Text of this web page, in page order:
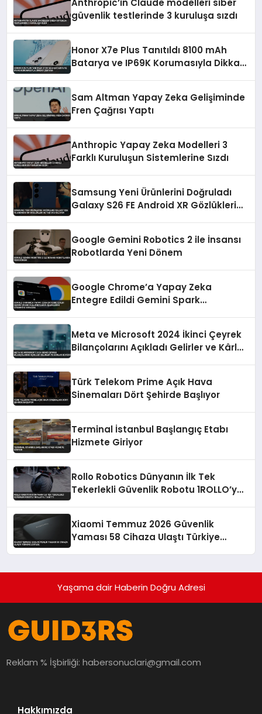
Anthropic’in Claude modelleri siber
güvenlik testlerinde 3 kuruluşa sızdı
Honor X7e Plus Tanıtıldı 8100 mAh
Batarya ve IP69K Korumasıyla Dikkat
Sam Altman Yapay Zeka Gelişiminde
Fren Çağrısı Yaptı
Anthropic Yapay Zeka Modelleri 3
Farklı Kuruluşun Sistemlerine Sızdı
Samsung Yeni Ürünlerini Doğruladı
Galaxy S26 FE Android XR Gözlükleri
Google Gemini Robotics 2 ile İnsansı
Robotlarda Yeni Dönem
Google Chrome’a Yapay Zeka
Entegre Edildi Gemini Spark
Meta ve Microsoft 2024 İkinci Çeyrek
Bilançolarını Açıkladı Gelirler ve Kârlar
Türk Telekom Prime Açık Hava
Sinemaları Dört Şehirde Başlıyor
Terminal İstanbul Başlangıç Etabı
Hizmete Giriyor
Rollo Robotics Dünyanın İlk Tek
Tekerlekli Güvenlik Robotu 1ROLLO’yu
Xiaomi Temmuz 2026 Güvenlik
Yaması 58 Cihaza Ulaştı Türkiye
Yaşama dair Haberin Doğru Adresi
Reklam % İşbirliği:habersonuclari@gmail.com
Hakkımızda